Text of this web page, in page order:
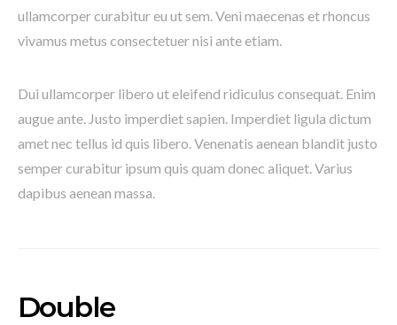
ullamcorper curabitur eu ut sem. Veni maecenas et rhoncus
vivamus metus consectetuer nisi ante etiam.
Dui ullamcorper libero ut eleifend ridiculus consequat. Enim
augue ante. Justo imperdiet sapien. Imperdiet ligula dictum
amet nec tellus id quis libero. Venenatis aenean blandit justo
semper curabitur ipsum quis quam donec aliquet. Varius
dapibus aenean massa.
Double